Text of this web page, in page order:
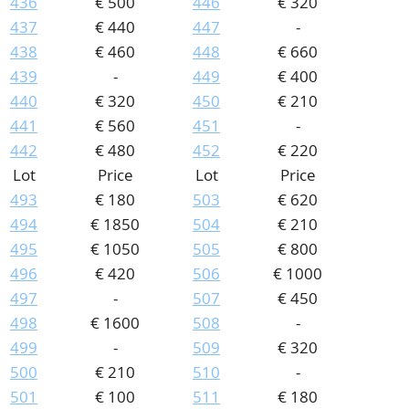
437
€ 440
438
€ 460
439
-
440
€ 320
441
€ 560
442
€ 480
447
-
448
€ 660
449
€ 400
450
€ 210
451
-
452
€ 220
Lot
Price
493
€ 180
494
€ 1850
495
€ 1050
496
€ 420
497
-
498
€ 1600
499
-
500
€ 210
501
€ 100
Lot
Price
503
€ 620
504
€ 210
505
€ 800
506
€ 1000
507
€ 450
508
-
509
€ 320
510
-
511
€ 180